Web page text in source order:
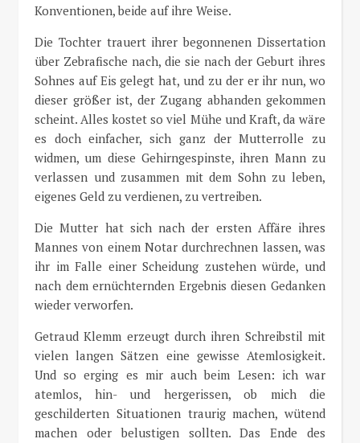
Konventionen, beide auf ihre Weise.
Die Tochter trauert ihrer begonnenen Dissertation
über Zebrafische nach, die sie nach der Geburt ihres
Sohnes auf Eis gelegt hat, und zu der er ihr nun, wo
dieser größer ist, der Zugang abhanden gekommen
scheint. Alles kostet so viel Mühe und Kraft, da wäre
es doch einfacher, sich ganz der Mutterrolle zu
widmen, um diese Gehirngespinste, ihren Mann zu
verlassen und zusammen mit dem Sohn zu leben,
eigenes Geld zu verdienen, zu vertreiben.
Die Mutter hat sich nach der ersten Affäre ihres
Mannes von einem Notar durchrechnen lassen, was
ihr im Falle einer Scheidung zustehen würde, und
nach dem ernüchternden Ergebnis diesen Gedanken
wieder verworfen.
Getraud Klemm erzeugt durch ihren Schreibstil mit
vielen langen Sätzen eine gewisse Atemlosigkeit.
Und so erging es mir auch beim Lesen: ich war
atemlos, hin- und hergerissen, ob mich die
geschilderten Situationen traurig machen, wütend
machen oder belustigen sollten. Das Ende des